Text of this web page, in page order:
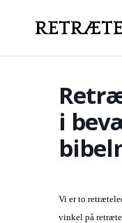
i
Vi er to
vinkel på